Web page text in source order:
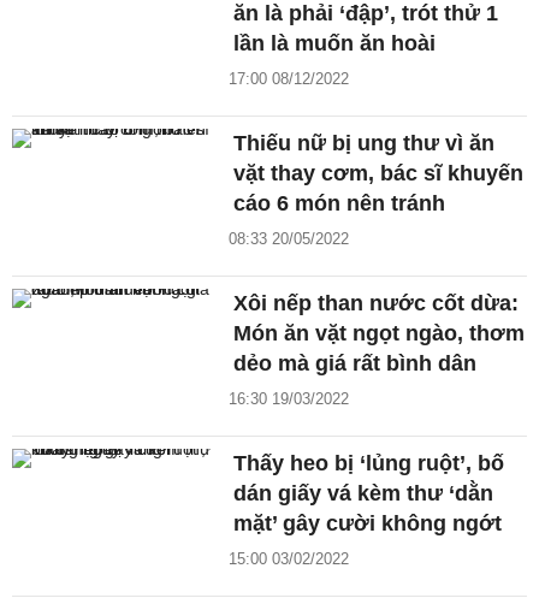
ăn là phải ‘đập’, trót thử 1
lần là muốn ăn hoài
17:00 08/12/2022
Thiếu nữ bị ung thư vì ăn
vặt thay cơm, bác sĩ khuyến
cáo 6 món nên tránh
08:33 20/05/2022
Xôi nếp than nước cốt dừa:
Món ăn vặt ngọt ngào, thơm
dẻo mà giá rất bình dân
16:30 19/03/2022
Thấy heo bị ‘lủng ruột’, bố
dán giấy vá kèm thư ‘dằn
mặt’ gây cười không ngớt
15:00 03/02/2022